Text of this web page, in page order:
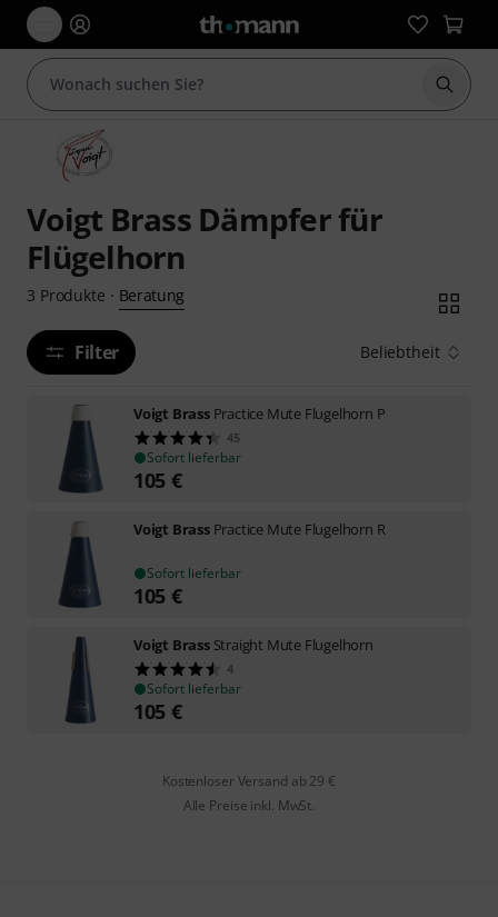
Suche
Voigt Brass Dämpfer für
Flügelhorn
3 Produkte · Beratung
Filter Beliebtheit
Voigt Brass Practice Mute Flugelhorn P
45
Sofort lieferbar
105 €
Voigt Brass Practice Mute Flugelhorn R
Sofort lieferbar
105 €
Voigt Brass Straight Mute Flugelhorn
4
Sofort lieferbar
105 €
Kostenloser Versand ab 29 €
Alle Preise inkl. MwSt.